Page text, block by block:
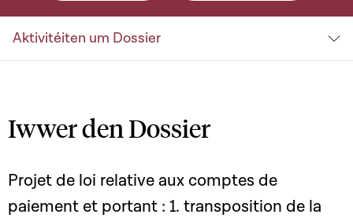
Aktivitéiten um Dossier
Iwwer den Dossier
Projet de loi relative aux comptes de
paiement et portant : 1. transposition de la